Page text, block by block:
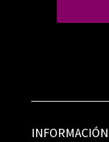
INFORMACIÓN